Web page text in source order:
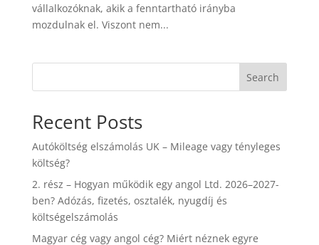
vállalkozóknak, akik a fenntartható irányba
mozdulnak el. Viszont nem...
Search
Recent Posts
Autóköltség elszámolás UK – Mileage vagy tényleges
költség?
2. rész – Hogyan működik egy angol Ltd. 2026–2027-
ben? Adózás, fizetés, osztalék, nyugdíj és
költségelszámolás
Magyar cég vagy angol cég? Miért néznek egyre